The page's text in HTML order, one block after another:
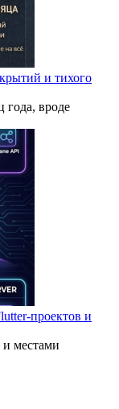
и тихого
года, вроде
проектов и
местами